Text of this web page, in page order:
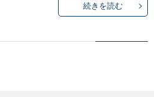
続きを読む